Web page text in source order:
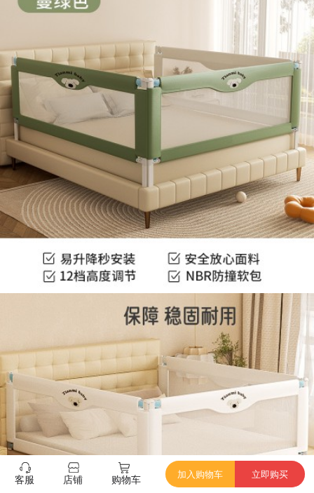
客服 店铺 购物车 加入购物车 立即购买